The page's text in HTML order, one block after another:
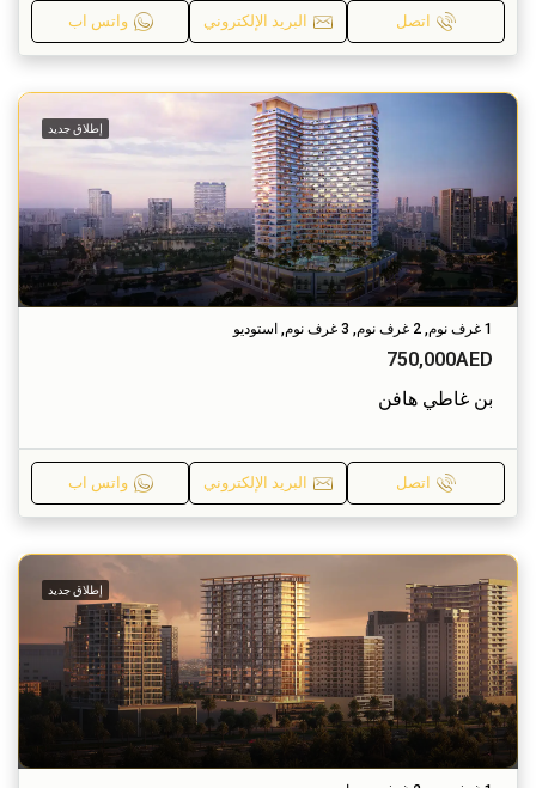
اتصل البريد الإلكتروني واتس اب
إطلاق جديد
1 غرف نوم, 2 غرف نوم, 3 غرف نوم, استوديو
750,000AED
بن غاطي هافن
اتصل البريد الإلكتروني واتس اب
إطلاق جديد